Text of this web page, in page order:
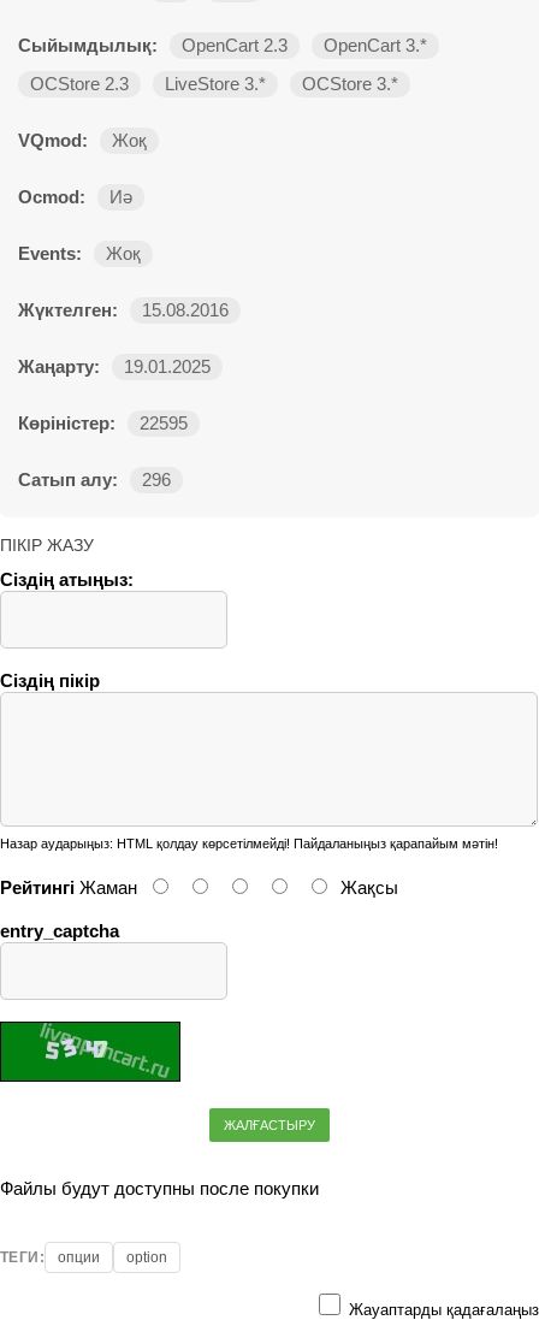
Сыйымдылық: OpenCart 2.3
OpenCart 3.*
OCStore 2.3
LiveStore 3.* OCStore 3.*
VQmod: Жоқ
Ocmod: Иә
Events: Жоқ
Жүктелген: 15.08.2016
Жаңарту: 19.01.2025
Көріністер: 22595
Сатып алу: 296
ПІКІР ЖАЗУ
Сіздің атыңыз:
Сіздің пікір
Назар аударыңыз: HTML қолдау көрсетілмейді! Пайдаланыңыз қарапайым мәтін!
Рейтингі Жаман Жақсы
entry_captcha
ЖАЛҒАСТЫРУ
Файлы будут доступны после покупки
ТЕГИ: опции option
Жауаптарды қадағалаңыз